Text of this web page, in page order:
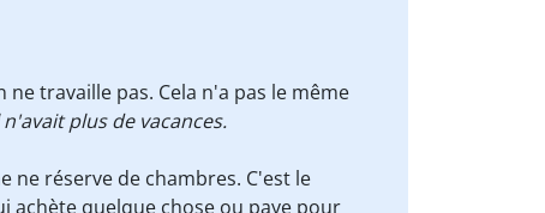
travaille pas. Cela n'a pas le même
plus de vacances.
ne réserve de chambres. C'est le
achète quelque chose ou paye pour